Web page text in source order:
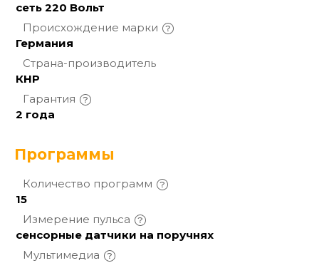
сеть 220 Вольт
Происхождение марки
Германия
Страна-производитель
КНР
Гарантия
2 года
Программы
Количество программ
15
Измерение пульса
сенсорные датчики на поручнях
Мультимедиа